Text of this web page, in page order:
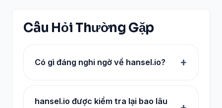
Câu Hỏi Thường Gặp
Có gì đáng nghi ngờ về hansel.io?
hansel.io được kiểm tra lại bao lâu